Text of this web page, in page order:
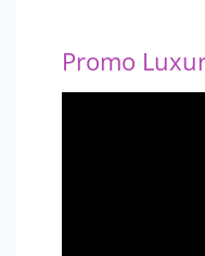
Promo